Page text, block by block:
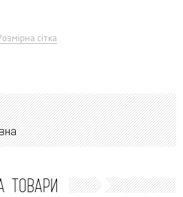
сітка
ТОВАРИ